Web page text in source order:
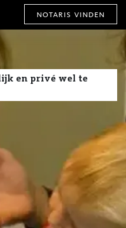
notaris vinden
en privé wel te